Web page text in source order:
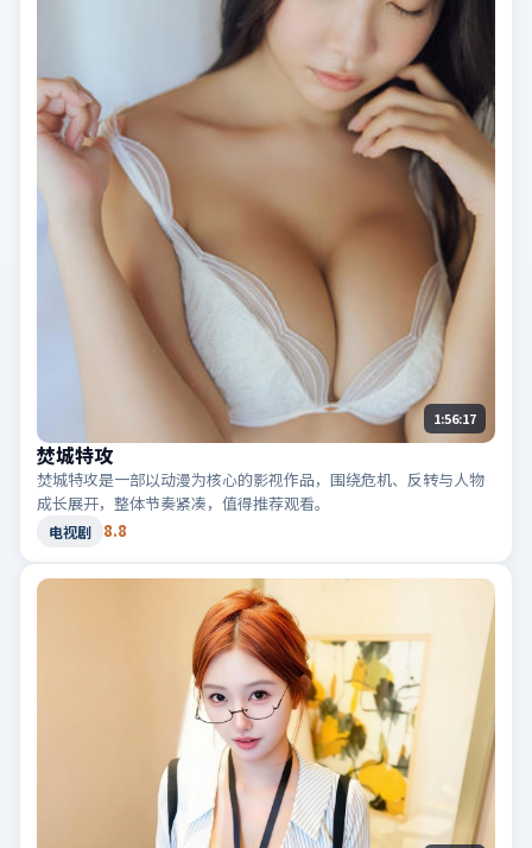
1:56:17
焚城特攻
焚城特攻是一部以动漫为核心的影视作品，围绕危机、反转与人物
成长展开，整体节奏紧凑，值得推荐观看。
电视剧 8.8